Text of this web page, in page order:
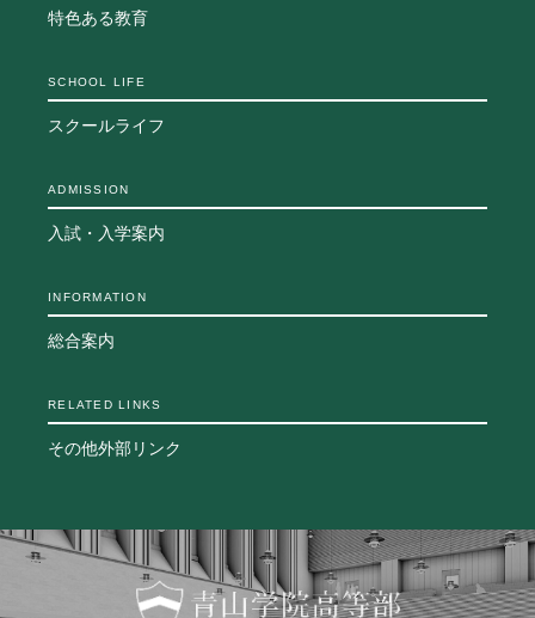
図書館
生徒自主学習団体
生徒の表彰
いじめ防止対策
入試・入学案内
入試要項・出願書類
学校説明会
公開行事の紹介
入試結果
中学校の先生方へ
特色ある教育
SCHOOL LIFE
スクールライフ
ADMISSION
入試・入学案内
INFORMATION
総合案内
RELATED LINKS
その他外部リンク